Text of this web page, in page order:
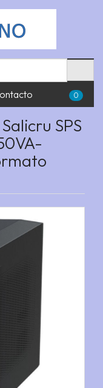
0
SPS